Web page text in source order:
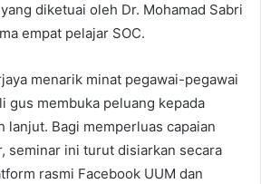
diketuai oleh Dr. Mohamad Sabri
empat pelajar SOC.
menarik minat pegawai-pegawai
gus membuka peluang kepada
lanjut. Bagi memperluas capaian
seminar ini turut disiarkan secara
rasmi Facebook UUM dan